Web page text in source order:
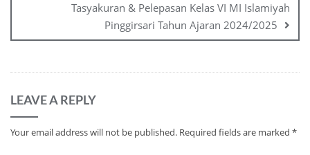
Tasyakuran & Pelepasan Kelas VI MI Islamiyah
Pinggirsari Tahun Ajaran 2024/2025
LEAVE A REPLY
Your email address will not be published. Required fields are marked *